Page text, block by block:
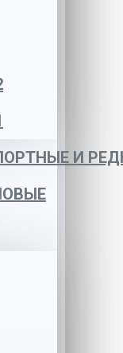
И